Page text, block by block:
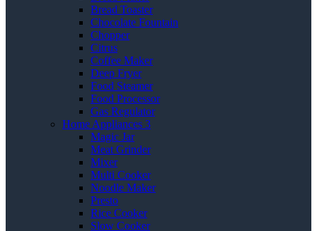
Bread Toaster
Chocolate Fountain
Chopper
Citrus
Coffee Maker
Deep Fryer
Food Steamer
Food Processor
Gas Regulator
Home Appliances 3
Magic Jar
Meat Grinder
Mixer
Multi Cooker
Noodle Maker
Presto
Rice Cooker
Slow Cooker